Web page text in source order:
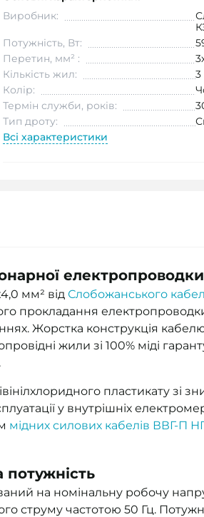
Виробник:
Потужність, Вт:
Перетин, мм² :
Кількість жил:
3
Колір:
Термін служби, років:
Тип дроту:
Всі характеристики
електропроводки
мм² від Слобожанського
прокладання
Жорстка конструкція
жили зі 100% міді
пластикату зі
у внутрішніх
мідних силових кабелів ВВГ-П
потужність
на номінальну робочу
струму частотою 50 Гц.